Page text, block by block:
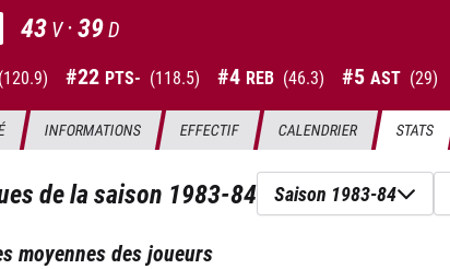
43 V ·39D
(120.9) #22 PTS- (118.5) #4 REB (46.3) #5 AST (29)
INFORMATIONS EFFECTIF CALENDRIER STATS
de la saison 1983-84 Saison 1983-84
moyennes des joueurs